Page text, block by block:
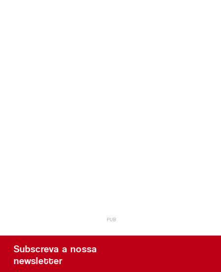
Subscreva a nossa
newsletter